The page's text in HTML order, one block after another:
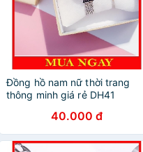
Đồng hồ nam nữ thời trang
thông minh giá rẻ DH41
40.000 đ